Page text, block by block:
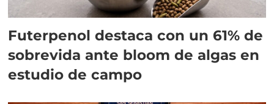
Futerpenol destaca con un 61% de
sobrevida ante bloom de algas en
estudio de campo